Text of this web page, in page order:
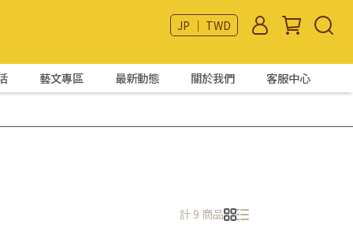
JP ｜ TWD
藝文專區 最新動態 關於我們 客服中心
計 9 商品